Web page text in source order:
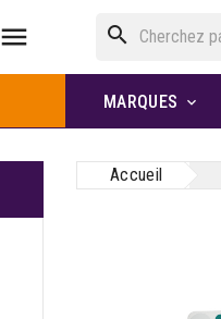
 search
MARQUES 
Accueil